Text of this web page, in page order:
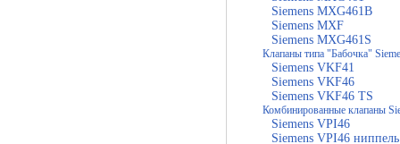
Siemens MXG461B
Siemens MXF
Siemens MXG461S
Клапаны типа "Бабочка"
Siemens VKF41
Siemens VKF46
Siemens VKF46 TS
Комбинированные клапаны
Siemens VPI46
Siemens VPI46 ниппель